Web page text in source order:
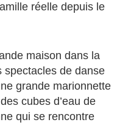
réelle depuis le
maison dans la
spectacles de danse
grande marionnette
cubes d’eau de
qui se rencontre